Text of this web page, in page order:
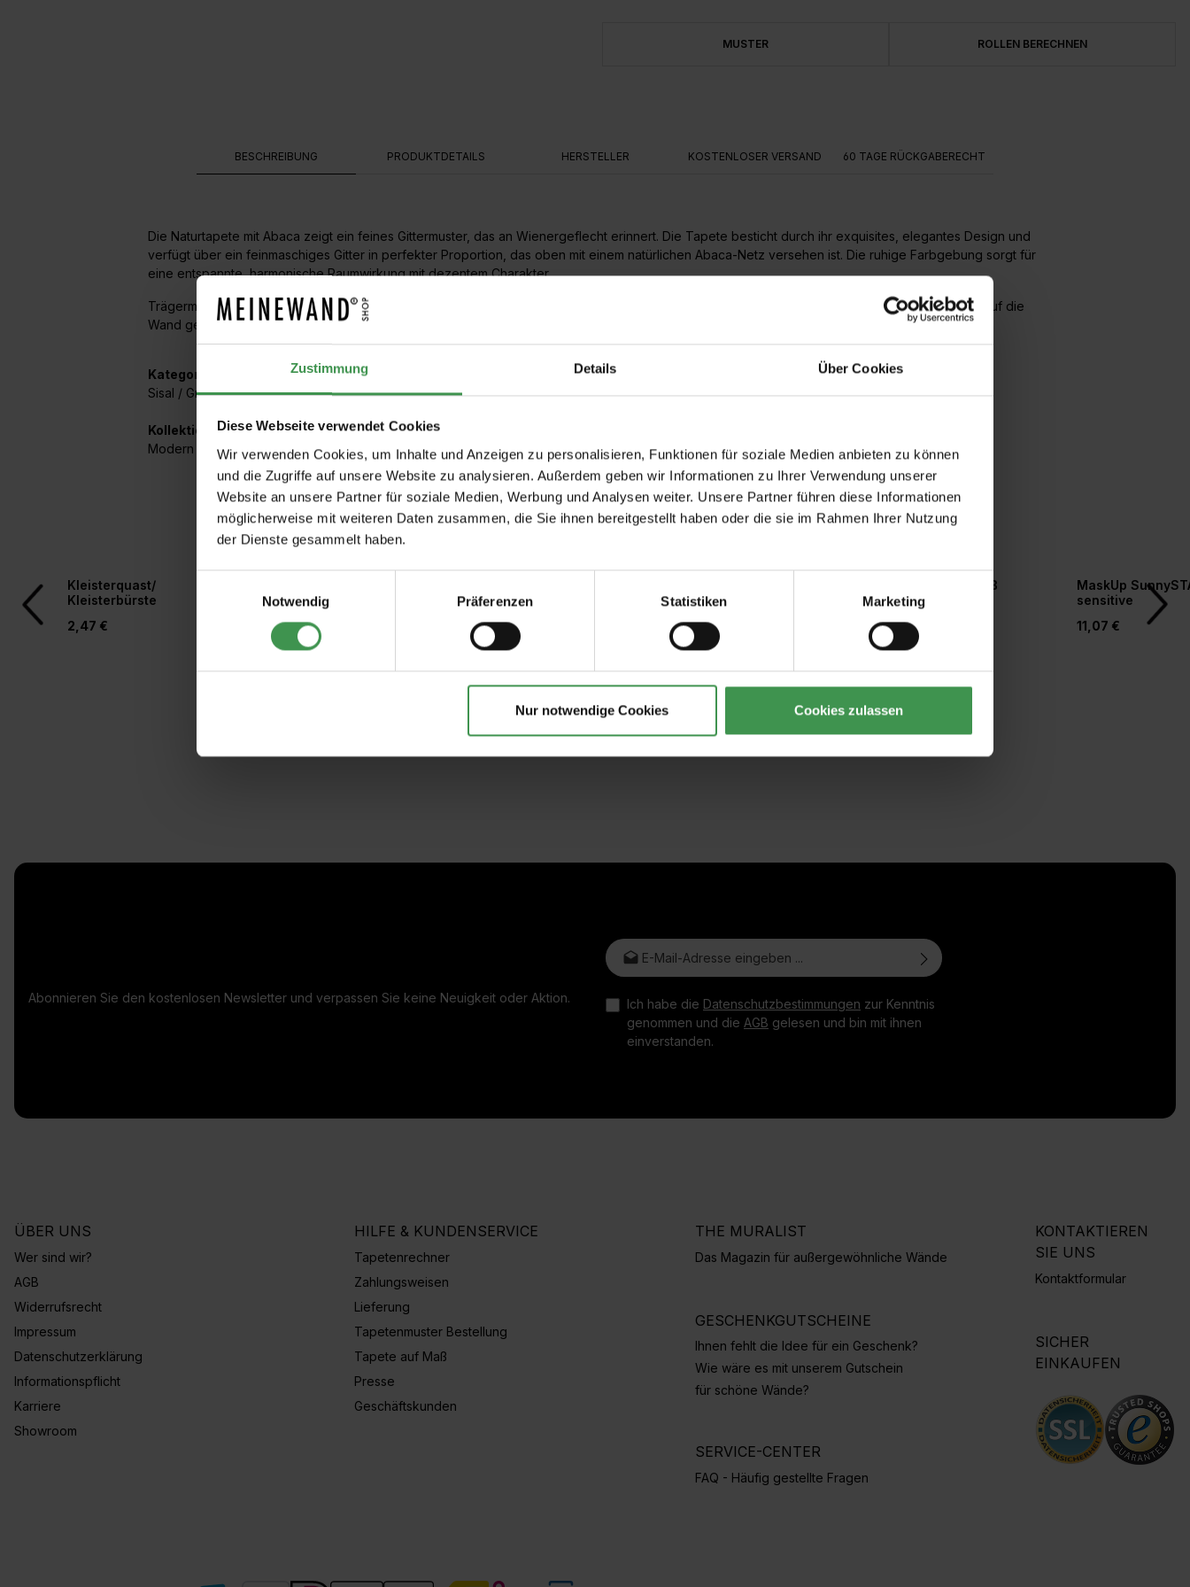
Zustimmung Details Über Cookies
Diese Webseite verwendet Cookies
Wir verwenden Cookies, um Inhalte und Anzeigen zu personalisieren, Funktionen für soziale Medien anbieten zu können
und die Zugriffe auf unsere Website zu analysieren. Außerdem geben wir Informationen zu Ihrer Verwendung unserer
Website an unsere Partner für soziale Medien, Werbung und Analysen weiter. Unsere Partner führen diese Informationen
möglicherweise mit weiteren Daten zusammen, die Sie ihnen bereitgestellt haben oder die sie im Rahmen Ihrer Nutzung
der Dienste gesammelt haben.
Notwendig
Präferenzen Statistiken Marketing
Nur notwendige Cookies Cookies zulassen
MUSTER ROLLEN BERECHNEN
BESCHREIBUNG PRODUKTDETAILS HERSTELLER KOSTENLOSER VERSAND 60 TAGE RÜCKGABERECHT
Die Naturtapete mit Abaca zeigt ein feines Gittermuster, das an Wienergeflecht erinnert. Die Tapete besticht durch ihr exquisites, elegantes Design und
verfügt über ein feinmaschiges Gitter in perfekter Proportion, das oben mit einem natürlichen Abaca-Netz versehen ist. Die ruhige Farbgebung sorgt für
eine entspannte, harmonische Raumwirkung mit dezentem Charakter.
Trägermaterial ist ein hochwertiges Vlies. Dies macht die Anbringung sehr einfach. Die Wand wird eingekleistert und die Bahnen werden direkt auf die
Wand geklebt.
Kategorien:
Sisal / Gras / Raphia,Gitter / Trellis,Ton in Ton
Kollektionen mit diesem Artikel:
Modern Resource 3
Produktgalerie überspringen
Kleisterquast/
Kleisterbürste
2,47 €
3,97 € 28,50 €
geriffelte Tonnenform
1,57 €
Tapetengrund weiß
20,77 €
MaskUp
sensitive
11,07 €
Abonnieren Sie den kostenlosen Newsletter und verpassen Sie keine Neuigkeit oder Aktion.
E-Mail-Adresse*
Ich habe die Datenschutzbestimmungen zur Kenntnis
genommen und die AGB gelesen und bin mit ihnen
einverstanden.
ÜBER UNS
Wer sind wir?
AGB
Widerrufsrecht
Impressum
Datenschutzerklärung
Informationspflicht
Karriere
Showroom
HILFE & KUNDENSERVICE
Tapetenrechner
Zahlungsweisen
Lieferung
Tapetenmuster Bestellung
Tapete auf Maß
Presse
Geschäftskunden
THE MURALIST
Das Magazin für außergewöhnliche Wände
GESCHENKGUTSCHEINE
Ihnen fehlt die Idee für ein Geschenk?
Wie wäre es mit unserem Gutschein
für schöne Wände?
SERVICE-CENTER
FAQ - Häufig gestellte Fragen
KONTAKTIEREN
SIE UNS
Kontaktformular
SICHER
EINKAUFEN